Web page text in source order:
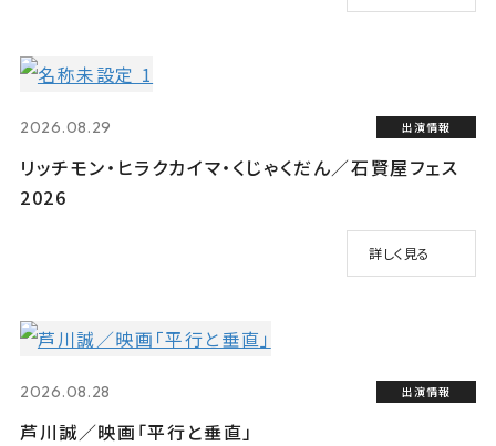
2026.08.29 出演情報
リッチモン・ヒラクカイマ・くじゃくだん／石賢屋フェス
2026
詳しく見る
2026.08.28 出演情報
芦川誠／映画「平行と垂直」